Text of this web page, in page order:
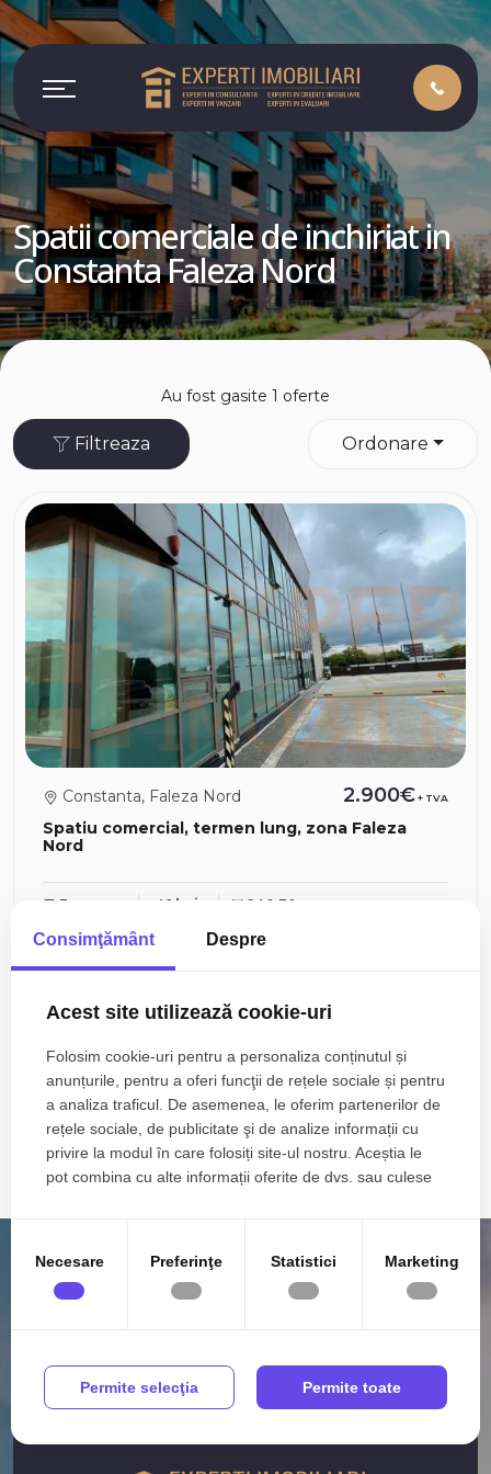
Spatii comerciale de inchiriat in
Constanta Faleza Nord
Au fost gasite 1 oferte
Ordonare
Filtreaza
Spatiu comercial, termen lung, zona Faleza
Nord
Constanta, Faleza Nord 2.900€+ TVA
3 camere 1 baie 240.30mp
Zone de top spatii comerciale de inchiriat
Spatii comerciale de inchiriat in Constanta Delfinariu
Spatii comerciale de inchiriat in Constanta Tomis Nord
Spatii comerciale de inchiriat in Constanta ICIL
Spatii comerciale de inchiriat in Constanta Zona Industriala
Spatii comerciale de inchiriat in Constanta Faleza Nord
Spatii comerciale de inchiriat in Constanta Inel II
Spatii comerciale de inchiriat in Constanta Centru
Spatii comerciale de inchiriat 1 camera
Spatii comerciale de inchiriat 2 camere
Consimţământ Despre
Acest site utilizează cookie-uri
Folosim cookie-uri pentru a personaliza conținutul și
anunțurile, pentru a oferi funcţii de rețele sociale și pentru
a analiza traficul. De asemenea, le oferim partenerilor de
rețele sociale, de publicitate şi de analize informații cu
privire la modul în care folosiți site-ul nostru. Aceștia le
pot combina cu alte informații oferite de dvs. sau culese
Necesare Preferinţe Statistici Marketing
Permite selecţia Permite toate